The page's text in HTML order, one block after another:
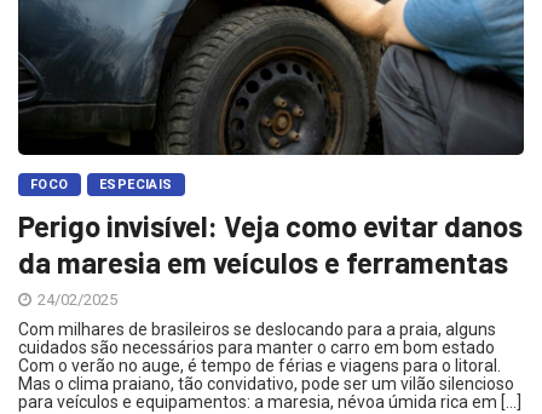
FOCO ESPECIAIS
Perigo invisível: Veja como evitar danos
da maresia em veículos e ferramentas
24/02/2025
Com milhares de brasileiros se deslocando para a praia, alguns
cuidados são necessários para manter o carro em bom estado
Com o verão no auge, é tempo de férias e viagens para o litoral.
Mas o clima praiano, tão convidativo, pode ser um vilão silencioso
para veículos e equipamentos: a maresia, névoa úmida rica em […]